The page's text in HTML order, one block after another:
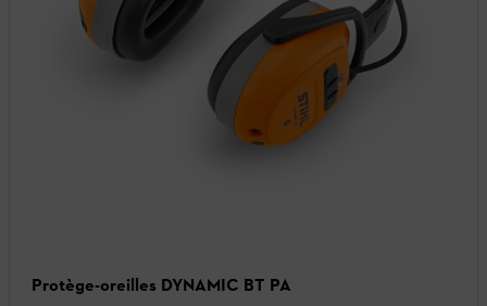
Protège-oreilles DYNAMIC BT PA